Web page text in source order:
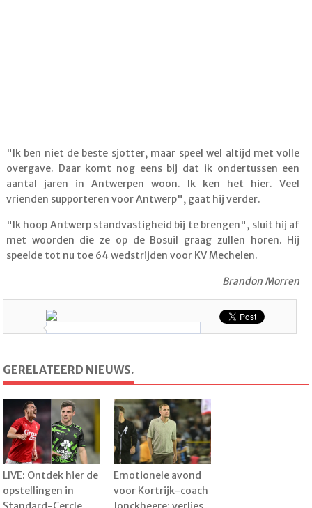
"Ik ben niet de beste sjotter, maar speel wel altijd met volle
overgave. Daar komt nog eens bij dat ik ondertussen een
aantal jaren in Antwerpen woon. Ik ken het hier. Veel
vrienden supporteren voor Antwerp", gaat hij verder.
"Ik hoop Antwerp standvastigheid bij te brengen", sluit hij af
met woorden die ze op de Bosuil graag zullen horen. Hij
speelde tot nu toe 64 wedstrijden voor KV Mechelen.
Brandon Morren
GERELATEERD NIEUWS.
LIVE: Ontdek hier de
opstellingen in
Emotionele avond
voor Kortrijk-coach